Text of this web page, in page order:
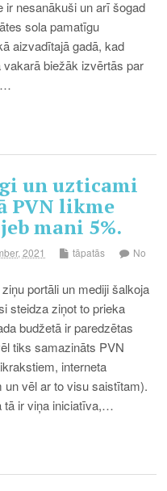
ir nesanākuši un arī šogad
sola pamatīgu
aizvadītajā gadā, kad
biežāk izvērtās par
un uzticami
PVN likme
mani 5%.
2021 tāpatās
No
portāli un mediji šalkoja
steidza ziņot to prieka
budžetā ir paredzētas
tiks samazināts PVN
interneta
un vēl ar to visu saistītam).
tā ir viņa iniciatīva,…